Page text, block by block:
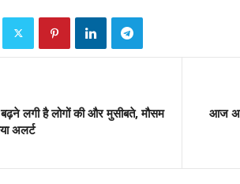
लगी है लोगों की और मुसीबते, मौसम
अलर्ट
आज